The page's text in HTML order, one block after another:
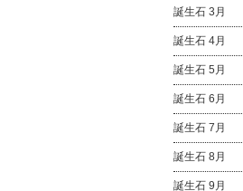
誕生石 3月
誕生石 4月
誕生石 5月
誕生石 6月
誕生石 7月
誕生石 8月
誕生石 9月